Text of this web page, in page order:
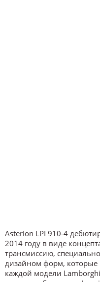
Asterion LPI 910-4
2014 году в виде
трансмиссию,
дизайном форм, которые
каждой модели